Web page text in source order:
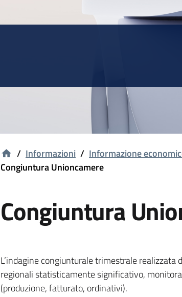
/ Informazioni / Informazione
Congiuntura Unioncamere
Congiuntura
L’indagine congiunturale trimestrale
regionali statisticamente significativo,
(produzione, fatturato, ordinativi).